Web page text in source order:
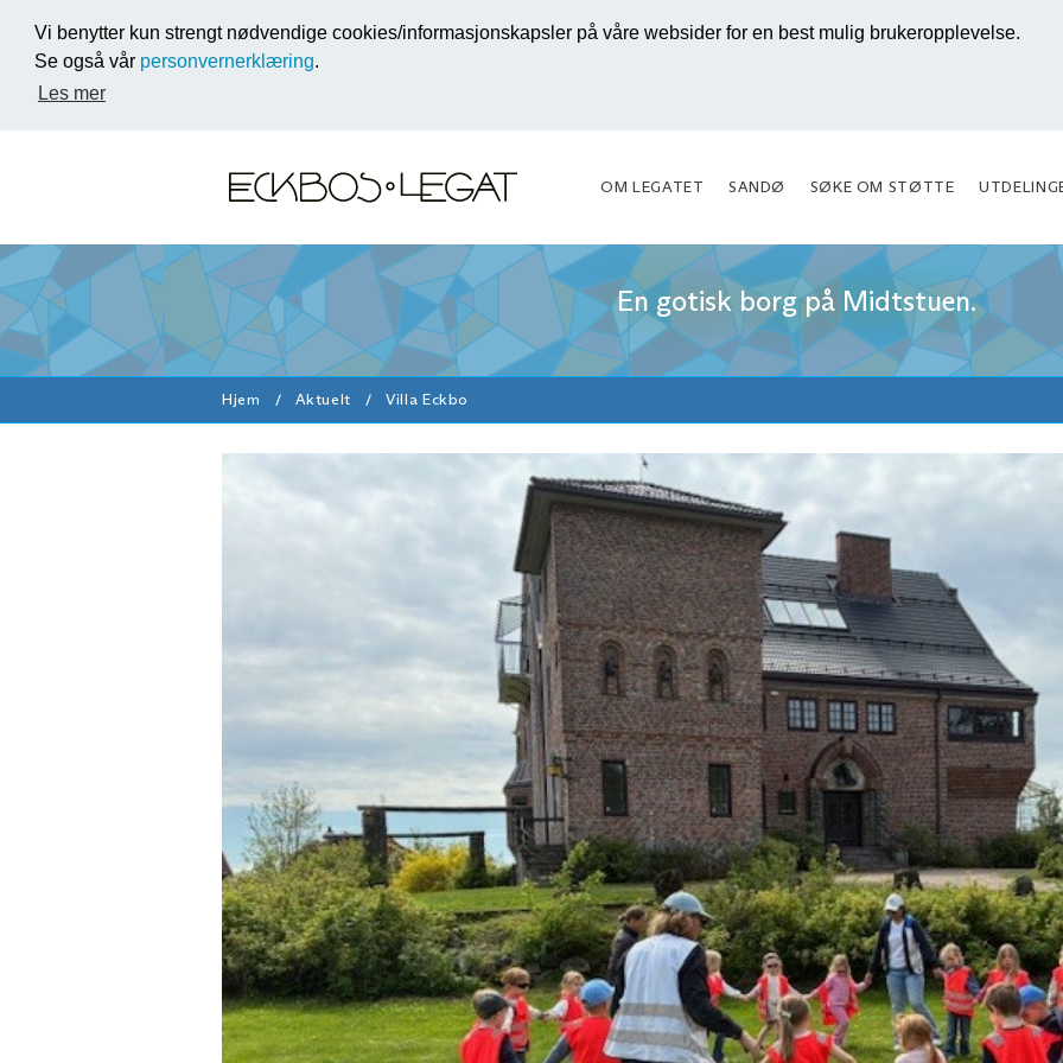
Vi benytter kun strengt nødvendige cookies/informasjonskapsler på våre websider for en best mulig brukeropplevelse.
Se også vår personvernerklæring.
Les mer
OM LEGATET SANDØ SØKE OM STØTTE
En gotisk borg på Midtstuen.
Hjem Aktuelt Villa Eckbo